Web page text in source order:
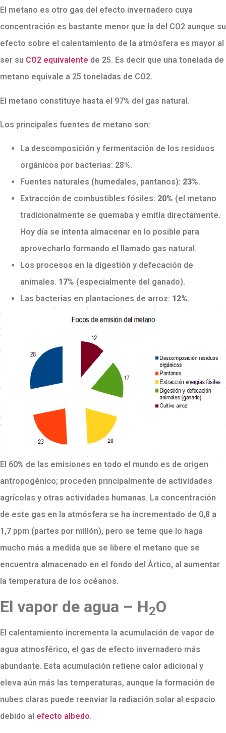
El metano es otro gas del efecto invernadero cuya
concentración es bastante menor que la del CO2 aunque su
efecto sobre el calentamiento de la atmósfera es mayor al
ser su CO2 equivalente de 25. Es decir que una tonelada de
metano equivale a 25 toneladas de CO2.
El metano constituye hasta el 97% del gas natural.
Los principales fuentes de metano son:
La descomposición y fermentación de los residuos
orgánicos por bacterias: 28%.
Fuentes naturales (humedales, pantanos): 23%.
Extracción de combustibles fósiles: 20% (el metano
tradicionalmente se quemaba y emitía directamente.
Hoy día se intenta almacenar en lo posible para
aprovecharlo formando el llamado gas natural.
Los procesos en la digestión y defecación de
animales. 17% (especialmente del ganado).
Las bacterias en plantaciones de arroz: 12%.
El 60% de las emisiones en todo el mundo es de origen
antropogénico; proceden principalmente de actividades
agrícolas y otras actividades humanas. La concentración
de este gas en la atmósfera se ha incrementado de 0,8 a
1,7 ppm (partes por millón), pero se teme que lo haga
mucho más a medida que se libere el metano que se
encuentra almacenado en el fondo del Ártico, al aumentar
la temperatura de los océanos.
El vapor de agua – H2O
El calentamiento incrementa la acumulación de vapor de
agua atmosférico, el gas de efecto invernadero más
abundante. Esta acumulación retiene calor adicional y
eleva aún más las temperaturas, aunque la formación de
nubes claras puede reenviar la radiación solar al espacio
debido al efecto albedo.